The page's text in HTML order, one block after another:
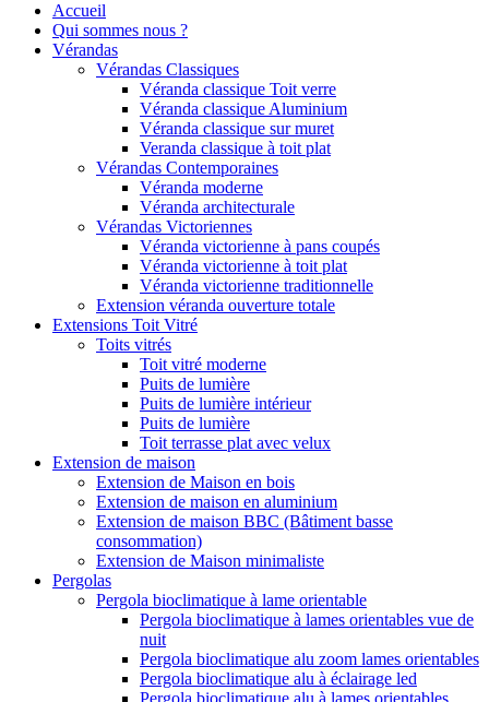
Accueil
Qui sommes nous ?
Vérandas
Vérandas Classiques
Véranda classique Toit verre
Véranda classique Aluminium
Véranda classique sur muret
Veranda classique à toit plat
Vérandas Contemporaines
Véranda moderne
Véranda architecturale
Vérandas Victoriennes
Véranda victorienne à pans coupés
Véranda victorienne à toit plat
Véranda victorienne traditionnelle
Extension véranda ouverture totale
Extensions Toit Vitré
Toits vitrés
Toit vitré moderne
Puits de lumière
Puits de lumière intérieur
Puits de lumière
Toit terrasse plat avec velux
Extension de maison
Extension de Maison en bois
Extension de maison en aluminium
Extension de maison BBC (Bâtiment basse
consommation)
Extension de Maison minimaliste
Pergolas
Pergola bioclimatique à lame orientable
Pergola bioclimatique à lames orientables vue de
nuit
Pergola bioclimatique alu zoom lames orientables
Pergola bioclimatique alu à éclairage led
Pergola bioclimatique alu à lames orientables